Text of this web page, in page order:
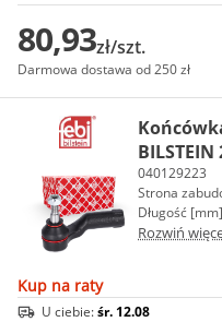
80,93zł/szt.
Darmowa dostawa od 250 zł
BILSTEIN
040129223
Strona
Długość
Rozwiń
Kup na raty
U ciebie:śr. 12.08